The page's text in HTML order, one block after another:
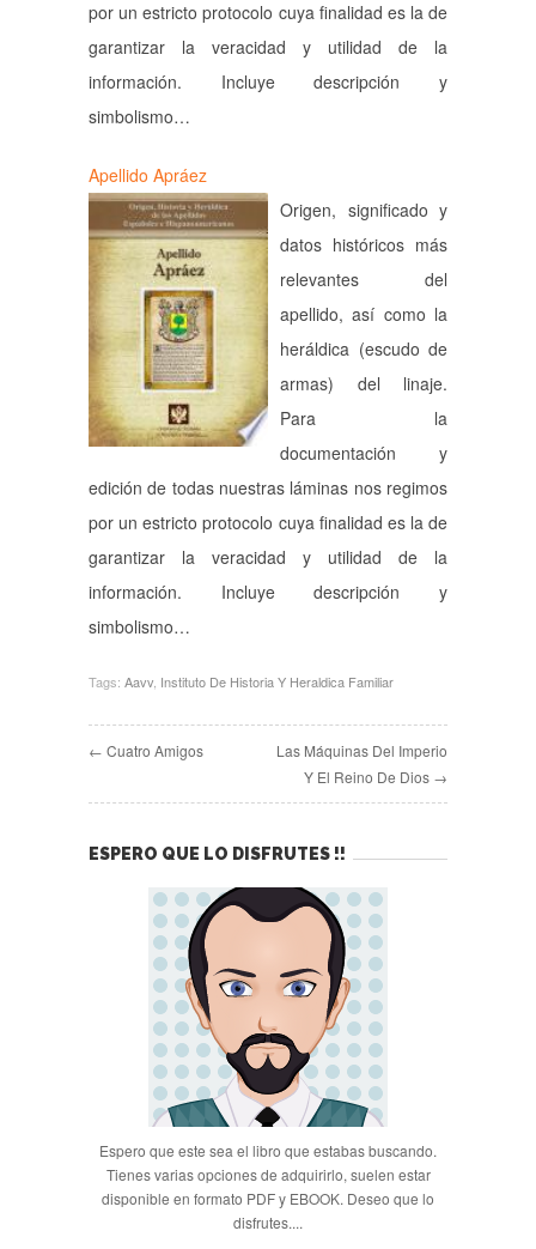
por un estricto protocolo cuya finalidad es la de
garantizar la veracidad y utilidad de la
información. Incluye descripción y
simbolismo…
Apellido Apráez
Origen, significado y
datos históricos más
relevantes del
apellido, así como la
heráldica (escudo de
armas) del linaje.
Para la
documentación y
edición de todas nuestras láminas nos regimos
por un estricto protocolo cuya finalidad es la de
garantizar la veracidad y utilidad de la
información. Incluye descripción y
simbolismo…
Tags: Aavv Instituto De Historia Y Heraldica Familiar
← Cuatro Amigos
Las Máquinas Del Imperio
Y El Reino De Dios →
ESPERO QUE LO DISFRUTES !!
Espero que este sea el libro que estabas buscando.
Tienes varias opciones de adquirirlo, suelen estar
disponible en formato PDF y EBOOK. Deseo que lo
disfrutes....